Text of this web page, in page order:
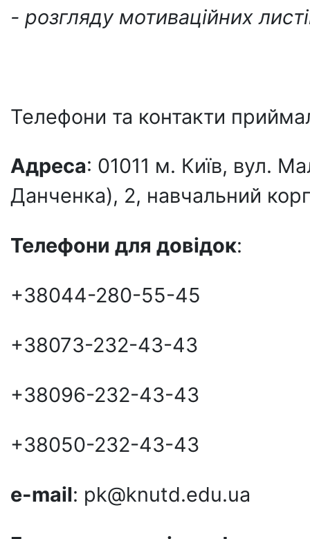
- розгляду мотиваційних
Телефони та контакти
Адреса: 01011 м. Київ, вул.
Данченка), 2, навчальний
Телефони для довiдок:
+38044-280-55-45
+38073-232-43-43
+38096-232-43-43
+38050-232-43-43
e-mail: pk@knutd.edu.ua